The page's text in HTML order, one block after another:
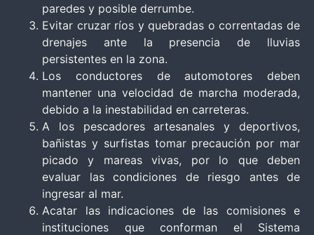
paredes y posible derrumbe.
Evitar cruzar ríos y quebradas o correntadas de
drenajes ante la presencia de lluvias
persistentes en la zona.
Los conductores de automotores deben
mantener una velocidad de marcha moderada,
debido a la inestabilidad en carreteras.
A los pescadores artesanales y deportivos,
bañistas y surfistas tomar precaución por mar
picado y mareas vivas, por lo que deben
evaluar las condiciones de riesgo antes de
ingresar al mar.
Acatar las indicaciones de las comisiones e
instituciones que conforman el Sistema